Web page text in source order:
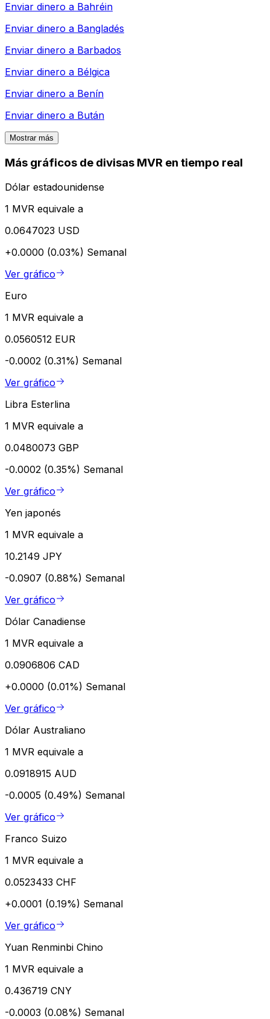
Enviar dinero a Bahréin
Enviar dinero a Bangladés
Enviar dinero a Barbados
Enviar dinero a Bélgica
Enviar dinero a Benín
Enviar dinero a Bután
Mostrar más
Más gráficos de divisas MVR en tiempo real
Dólar estadounidense
1 MVR equivale a
0.0647023 USD
+0.0000 (0.03%) Semanal
Ver gráfico
Euro
1 MVR equivale a
0.0560512 EUR
-0.0002 (0.31%) Semanal
Ver gráfico
Libra Esterlina
1 MVR equivale a
0.0480073 GBP
-0.0002 (0.35%) Semanal
Ver gráfico
Yen japonés
1 MVR equivale a
10.2149 JPY
-0.0907 (0.88%) Semanal
Ver gráfico
Dólar Canadiense
1 MVR equivale a
0.0906806 CAD
+0.0000 (0.01%) Semanal
Ver gráfico
Dólar Australiano
1 MVR equivale a
0.0918915 AUD
-0.0005 (0.49%) Semanal
Ver gráfico
Franco Suizo
1 MVR equivale a
0.0523433 CHF
+0.0001 (0.19%) Semanal
Ver gráfico
Yuan Renminbi Chino
1 MVR equivale a
0.436719 CNY
-0.0003 (0.08%) Semanal